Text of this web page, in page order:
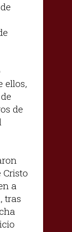
ellos,
de
a
tras